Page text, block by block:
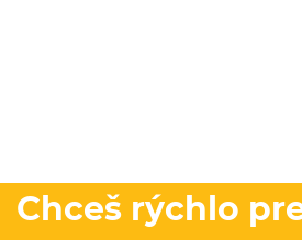
Chceš rýchlo